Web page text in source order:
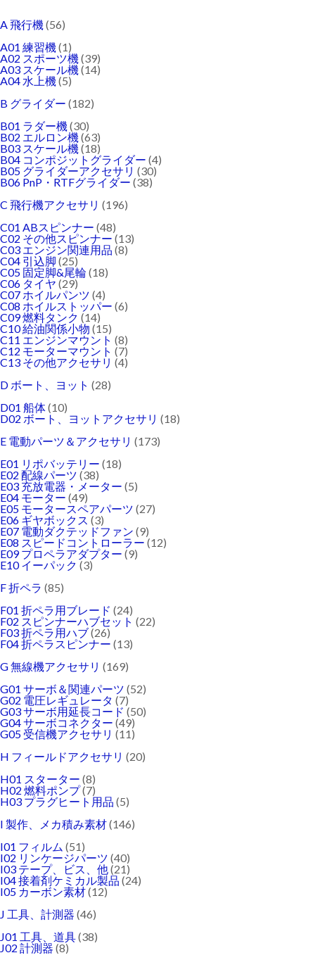
A 飛行機(56)
A01 練習機(1)
A02 スポーツ機(39)
A03 スケール機(14)
A04 水上機(5)
B グライダー (182)
B01 ラダー機(30)
B02 エルロン機(63)
B03 スケール機(18)
B04 コンポジットグライダー (4)
B05 グライダーアクセサリ (30)
B06 PnP・RTFグライダー (38)
C 飛行機アクセサリ (196)
C01 ABスピンナー (48)
C02 その他スピンナー (13)
C03 エンジン関連用品 (8)
C04 引込脚 (25)
C05 固定脚&尾輪(18)
C06 タイヤ (29)
C07 ホイルパンツ (4)
C08 ホイルストッパー (6)
C09 燃料タンク (14)
C10 給油関係小物 (15)
C11 エンジンマウント (8)
C12 モーターマウント (7)
C13 その他アクセサリ (4)
D ボート、ヨット (28)
D01 船体(10)
D02 ボート、ヨットアクセサリ (18)
E 電動パーツ＆アクセサリ (173)
E01 リポバッテリー (18)
E02 配線パーツ (38)
E03 充放電器・メーター (5)
E04 モーター (49)
E05 モータースペアパーツ (27)
E06 ギヤボックス (3)
E07 電動ダクテッドファン (9)
E08 スピードコントローラー (12)
E09 プロペラアダプター (9)
E10 イーパック (3)
F 折ペラ (85)
F01 折ペラ用ブレード (24)
F02 スピンナーハブセット (22)
F03 折ペラ用ハブ(26)
F04 折ペラスピンナー (13)
G 無線機アクセサリ (169)
G01 サーボ＆関連パーツ (52)
G02 電圧レギュレータ (7)
G03 サーボ用延長コード (50)
G04 サーボコネクター (49)
G05 受信機アクセサリ (11)
H フィールドアクセサリ (20)
H01 スターター (8)
H02 燃料ポンプ(7)
H03 プラグヒート用品 (5)
I 製作、メカ積み素材(146)
I01 フィルム (51)
I02 リンケージパーツ (40)
I03 テープ、ビス、他(21)
I04 接着剤ケミカル製品 (24)
I05 カーボン素材(12)
J 工具、計測器 (46)
J01 工具、道具(38)
J02 計測器 (8)